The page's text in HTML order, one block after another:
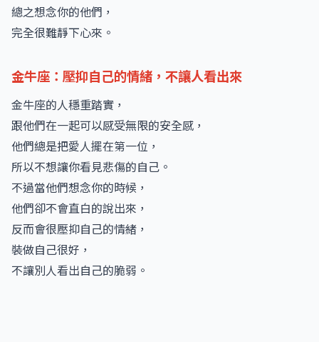
總之想念你的他們，
完全很難靜下心來。
金牛座：壓抑自己的情緒，不讓人看出來
金牛座的人穩重踏實，
跟他們在一起可以感受無限的安全感，
他們總是把愛人擺在第一位，
所以不想讓你看見悲傷的自己。
不過當他們想念你的時候，
他們卻不會直白的說出來，
反而會很壓抑自己的情緒，
裝做自己很好，
不讓別人看出自己的脆弱。